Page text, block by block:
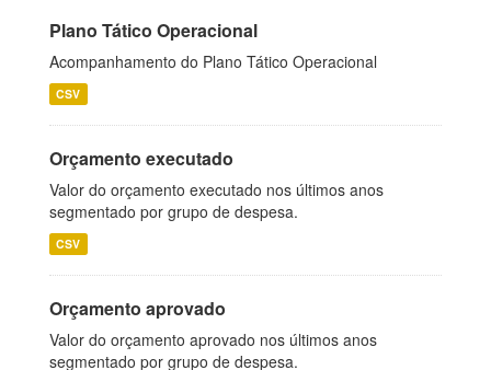
Plano Tático Operacional
Acompanhamento do Plano Tático Operacional
CSV
Orçamento executado
Valor do orçamento executado nos últimos anos
segmentado por grupo de despesa.
CSV
Orçamento aprovado
Valor do orçamento aprovado nos últimos anos
segmentado por grupo de despesa.